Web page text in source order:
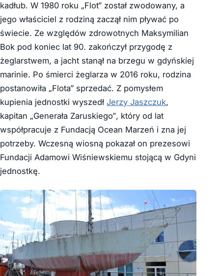
kadłub. W 1980 roku „Flot” został zwodowany, a
jego właściciel z rodziną zaczął nim pływać po
świecie. Ze względów zdrowotnych Maksymilian
Bok pod koniec lat 90. zakończył przygodę z
żeglarstwem, a jacht stanął na brzegu w gdyńskiej
marinie. Po śmierci żeglarza w 2016 roku, rodzina
postanowiła „Flota” sprzedać. Z pomysłem
kupienia jednostki wyszedł Jerzy Jaszczuk,
kapitan „Generała Zaruskiego”, który od lat
współpracuje z Fundacją Ocean Marzeń i zna jej
potrzeby. Wczesną wiosną pokazał on prezesowi
Fundacji Adamowi Wiśniewskiemu stojącą w Gdyni
jednostkę.